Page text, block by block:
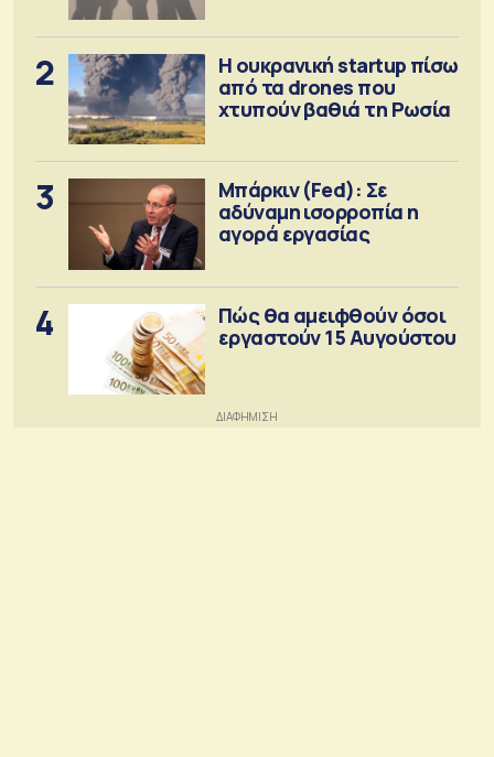
2
Η ουκρανική startup πίσω
από τα drones που
χτυπούν βαθιά τη Ρωσία
3
Μπάρκιν (Fed): Σε
αδύναμη ισορροπία η
αγορά εργασίας
4
Πώς θα αμειφθούν όσοι
εργαστούν 15 Αυγούστου